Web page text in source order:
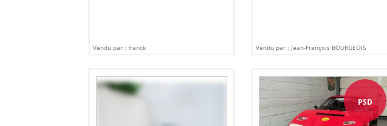
Vendu par : franck Vendu par : Jean-François BOURGEOIS
PSD